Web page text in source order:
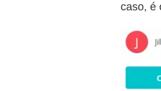
caso, é